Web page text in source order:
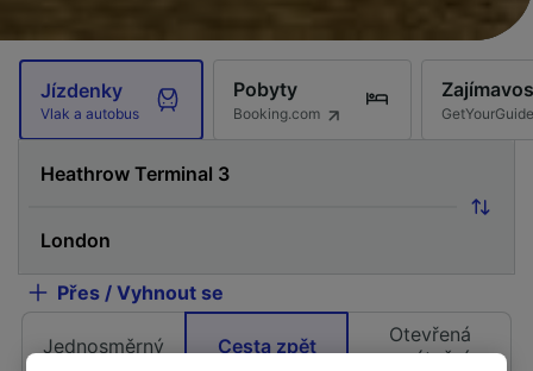
Jízdenky
Vlak a autobus
Pobyty
Booking.com GetYourGuide
Přes / Vyhnout se
Jednosměrný Cesta zpět
Otevřená
zpáteční